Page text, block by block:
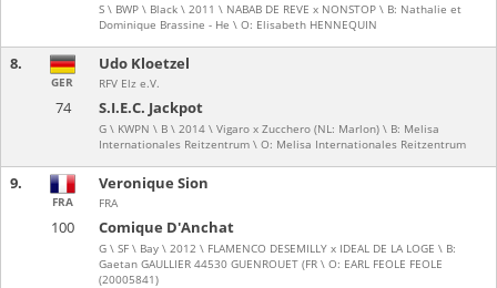
S \ BWP \ Black \ 2011 \ NABAB DE REVE x NONSTOP \ B: Nathalie et
Dominique Brassine - He \ O: Elisabeth HENNEQUIN
8.
74 S.I.E.C. Jackpot
G \ KWPN \ B \ 2014 \ Vigaro x Zucchero (NL: Marlon) \ B: Melisa
Internationales Reitzentrum \ O: Melisa Internationales Reitzentrum
GER
Udo Kloetzel
RFV Elz e.V.
9.
100 Comique D'Anchat
G \ SF \ Bay \ 2012 \ FLAMENCO DESEMILLY x IDEAL DE LA LOGE \ B:
Gaetan GAULLIER 44530 GUENROUET (FR \ O: EARL FEOLE FEOLE
(20005841)
FRA
Veronique Sion
FRA